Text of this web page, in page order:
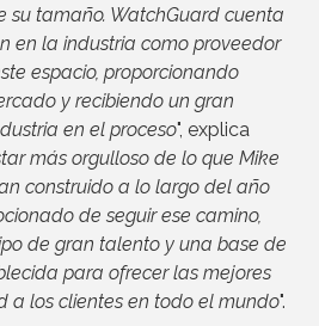
su tamaño. WatchGuard cuenta
en la industria como proveedor
espacio, proporcionando
y recibiendo un gran
en el proceso", explica
más orgulloso de lo que Mike
construido a lo largo del año
de seguir ese camino,
de gran talento y una base de
para ofrecer las mejores
a los clientes en todo el mundo".